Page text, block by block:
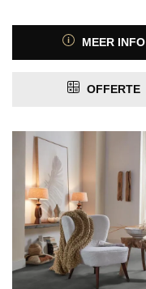
PRIJS MEER INFO
OFFERTE